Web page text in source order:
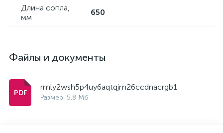
Длина сопла,
мм
650
Файлы и документы
rmly2wsh5p4uy6aqtqjm26ccdnacrgb1
Размер: 5.8 Мб